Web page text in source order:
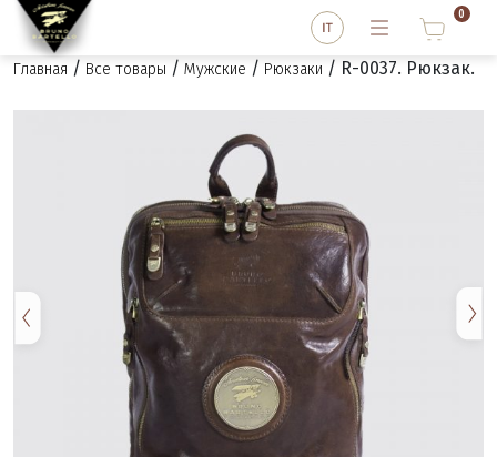
0
Главная / Все товары / Мужские / Рюкзаки / R-0037. Рюкзак.